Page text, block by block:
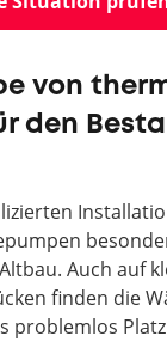
von
den
Auch auf
finden die
problemlos